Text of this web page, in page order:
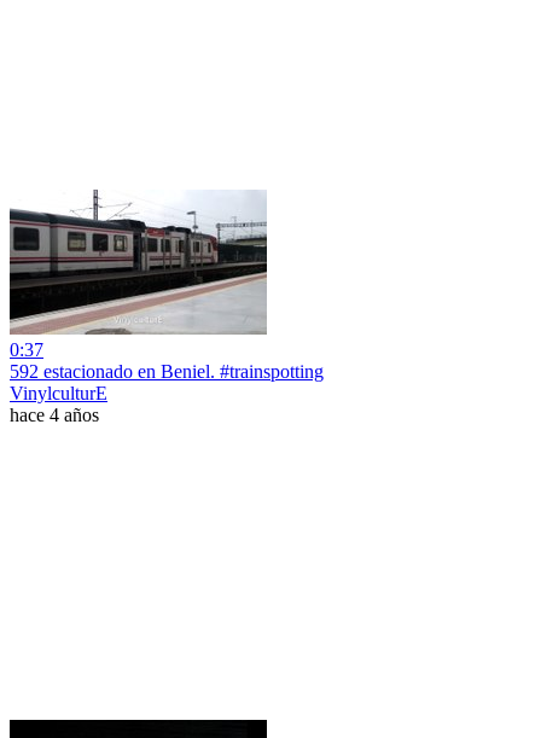
0:37
592 estacionado en Beniel. #trainspotting
VinylculturE
hace 4 años